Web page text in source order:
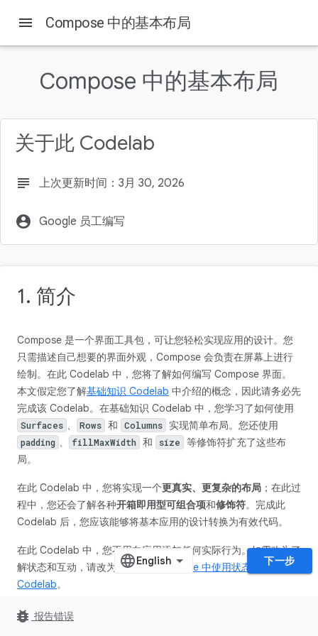
学习内容
所需条件
获取代码
查看代码
文档
menu Compose 中的基本布局
Compose 中的基本布局
关于此 Codelab
subject 上次更新时间：3月 30, 2026
account_circle Google 员工编写
1. 简介
Compose 是一个界面工具包，可让您轻松实现应用的设计。您
只需描述自己想要的界面外观，Compose 会负责在屏幕上进行
绘制。在此 Codelab 中，您将了解如何编写 Compose 界面。
本文假定您了解基础知识 Codelab 中介绍的概念，因此请务必先
完成该 Codelab。在基础知识 Codelab 中，您学习了如何使用
Surfaces 、 Rows 和 Columns 实现简单布局。您还使用
padding 、 fillMaxWidth 和 size
等修饰符扩充了这些布
局。
在此 Codelab 中，您将实现一个更真实、更复杂的布局 ；在此过
程中，您还会了解各种开箱即用型可组合项和修饰符。完成此
Codelab 后，您应该能够将基本应用的设计转换为有效代码。
在此 Codelab 中，您不用向应用添加任何实际行为。如需改为了
解状态和互动，请改为完成“在 Compose 中使用状态”
Codelab。
如果您在学习此 Codelab 的过程中需要获得更多支持，请查看以
下一步
bug_report 报告错误